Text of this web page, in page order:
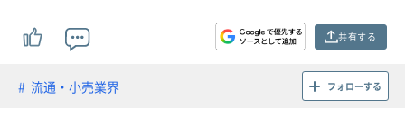
共有する
流通・小売業界 フォローする